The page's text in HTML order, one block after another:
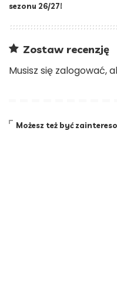
sezonu 26/27!
Zostaw recenzję
Musisz się zalogować,
Możesz też być